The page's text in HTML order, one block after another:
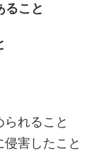
こと
れること
害したこと